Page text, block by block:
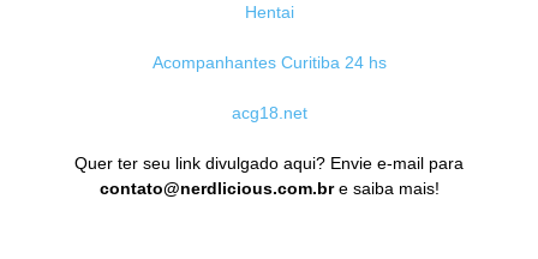
Hentai
Acompanhantes Curitiba 24 hs
acg18.net
Quer ter seu link divulgado aqui? Envie e-mail para
contato@nerdlicious.com.bre saiba mais!